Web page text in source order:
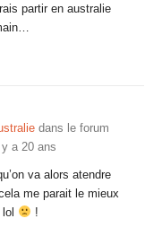
partir en australie
dans le forum
y a 20 ans
va alors atendre
me parait le mieux
!